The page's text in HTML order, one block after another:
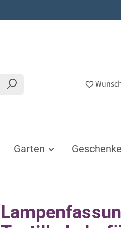
Garten Geschenke